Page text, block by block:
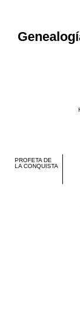
PROFETA DE
LA CONQUISTA